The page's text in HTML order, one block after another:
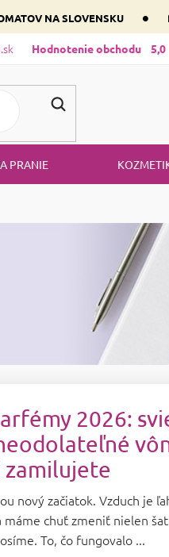
NA SLOVENSKU •
Hodnotenie obchodu 5,0
si podľa dominantnej zložky
PRANIE
2026:
zamilujete
nový začiatok. Vzduch je
máme chuť zmeniť nielen
To, čo fungovalo ...